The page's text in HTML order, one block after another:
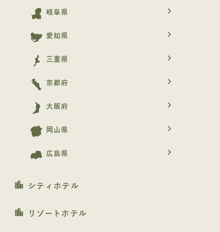
岐阜県 navigate_next
愛知県 navigate_next
三重県 navigate_next
京都府 navigate_next
大阪府 navigate_next
岡山県 navigate_next
広島県 navigate_next
location_city シティホテル
location_city リゾートホテル